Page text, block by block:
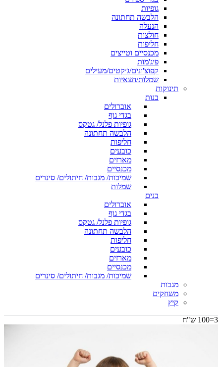
גופיות
הלבשה תחתונה
הנעלה
חולצות
חליפות
מכנסיים וטייצים
פיג'מות
קפוצ'ונים/ג׳קטים/מעילים
שמלות/חצאיות
תינוקות
בנות
אוברולים
בגדי גוף
גופיות פלנל/ גטקס
הלבשה תחתונה
חליפות
כובעים
מארזים
מכנסיים
שמיכות/ מגבות/ חיתולים/ סינרים
שמלות
בנים
אוברולים
בגדי גוף
גופיות פלנל/ גטקס
הלבשה תחתונה
חליפות
כובעים
מארזים
מכנסיים
שמיכות/ מגבות/ חיתולים/ סינרים
מגבות
משחקים
קיץ
3=100 ש"ח